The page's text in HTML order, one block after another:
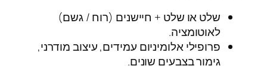
שלט או שלט + חיישנים (רוח / גשם)
לאוטומציה.
פרופילי אלומיניום עמידים, עיצוב מודרני,
גימור בצבעים שונים.